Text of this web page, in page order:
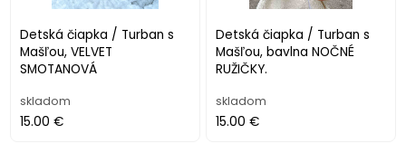
Detská čiapka / Turban s
Mašľou, VELVET
SMOTANOVÁ
skladom
15.00 €
Detská čiapka / Turban s
Mašľou, bavlna NOČNÉ
RUŽIČKY.
skladom
15.00 €